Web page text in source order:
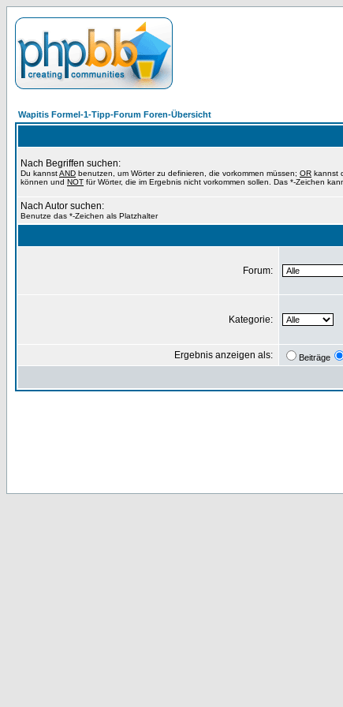
Wapitis Formel-1-Tipp-Forum Foren-Übersicht
Nach Begriffen suchen:
Du kannstAND benutzen, um Wörter zu definieren, die vorkommen müssen; OR kannst
können und NOT für Wörter, die im Ergebnis nicht vorkommen sollen. Das *-Zeichen
Nach Autor suchen:
Benutze das *-Zeichen als Platzhalter
Forum:
Kategorie:
Ergebnis anzeigen als: Beiträge